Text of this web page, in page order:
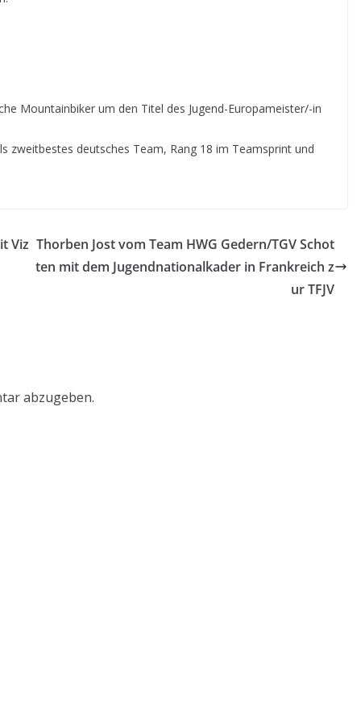
Mountainbiker um den Titel des Jugend-Europameister/-in
zweitbestes deutsches Team, Rang 18 im Teamsprint und
Viz Thorben Jost vom Team HWG Gedern/TGV Schot
ten mit dem Jugendnationalkader in Frankreich z
ur TFJV
abzugeben.